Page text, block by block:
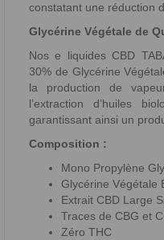
constatant une réduction
Glycérine Végétale de
Nos e liquides CBD
30% de Glycérine
la production de
l’extraction d’huiles
garantissant ainsi un
Composition :
Mono Propylène
Glycérine Végétale
Extrait CBD Large
Traces de CBG et
Zéro THC